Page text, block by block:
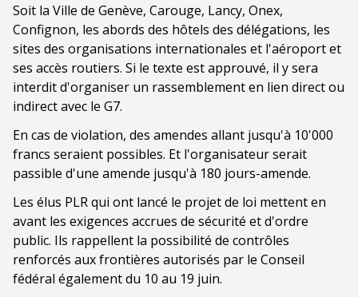
Soit la Ville de Genève, Carouge, Lancy, Onex,
Confignon, les abords des hôtels des délégations, les
sites des organisations internationales et l'aéroport et
ses accès routiers. Si le texte est approuvé, il y sera
interdit d'organiser un rassemblement en lien direct ou
indirect avec le G7.
En cas de violation, des amendes allant jusqu'à 10'000
francs seraient possibles. Et l'organisateur serait
passible d'une amende jusqu'à 180 jours-amende.
Les élus PLR qui ont lancé le projet de loi mettent en
avant les exigences accrues de sécurité et d'ordre
public. Ils rappellent la possibilité de contrôles
renforcés aux frontières autorisés par le Conseil
fédéral également du 10 au 19 juin.